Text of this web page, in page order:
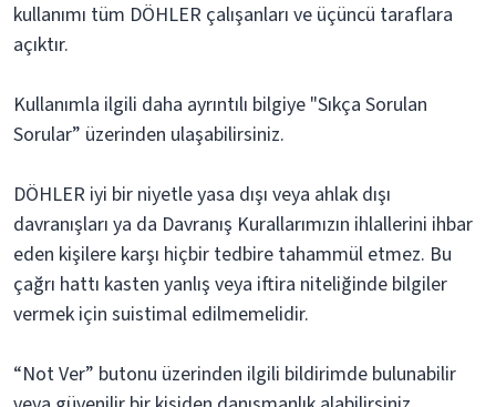
kullanımı tüm DÖHLER çalışanları ve üçüncü taraflara
açıktır.
Kullanımla ilgili daha ayrıntılı bilgiye "Sıkça Sorulan
Sorular” üzerinden ulaşabilirsiniz.
DÖHLER iyi bir niyetle yasa dışı veya ahlak dışı
davranışları ya da Davranış Kurallarımızın ihlallerini ihbar
eden kişilere karşı hiçbir tedbire tahammül etmez. Bu
çağrı hattı kasten yanlış veya iftira niteliğinde bilgiler
vermek için suistimal edilmemelidir.
“Not Ver” butonu üzerinden ilgili bildirimde bulunabilir